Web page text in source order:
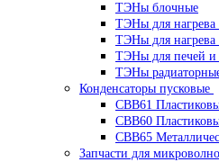
ТЭНы блочные
ТЭНы для нагрева
ТЭНы для нагрева
ТЭНы для печей и
ТЭНы
Конденсаторы пусковые
CBB61
CBB60
CBB65
Запчасти для